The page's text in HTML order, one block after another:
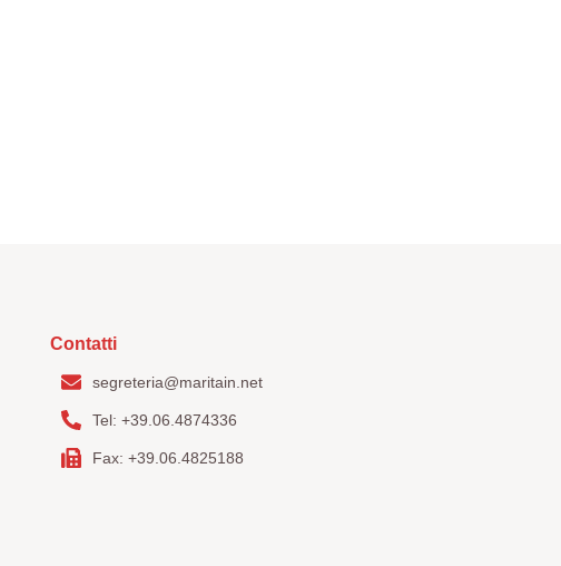
Contatti
segreteria@maritain.net
Tel: +39.06.4874336
Fax: +39.06.4825188